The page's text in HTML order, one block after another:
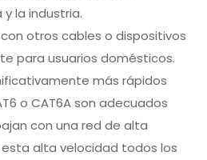
la industria.
otros cables o dispositivos
para usuarios domésticos.
más rápidos
o CAT6A son adecuados
con una red de alta
alta velocidad todos los